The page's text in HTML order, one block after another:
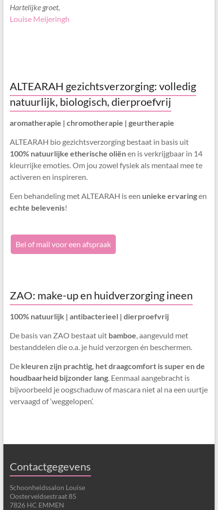
Hartelijke groet,
Louise Meijeringh
ALTEARAH gezichtsverzorging: volledig
natuurlijk, biologisch, dierproefvrij
aromatherapie | chromotherapie | geurtherapie
ALTEARAH bio gezichtsverzorging bestaat in basis uit
100% natuurlijke etherische oliënen is verkrijgbaar in 14
kleurrijke emoties. Om jou zowel fysiek als mentaal mee te
activeren en inspireren.
Een behandeling met ALTEARAH is een unieke ervaringen
echte belevenis!
Bel of mail voor een afspraak
ZAO: make-up en huidverzorging ineen
100% natuurlijk | antibacterieel | dierproefvrij
De basis van ZAO bestaat uit bamboe, aangevuld met
bestanddelen die o.a. je huid verzorgen én beschermen.
De kleuren zijn prachtig, het draagcomfort is super en de
houdbaarheid bijzonder lang. Eenmaal aangebracht is
bijvoorbeeld je oogschaduw of mascara niet al na een uurtje
vervaagd of ‘weggelopen’.
Contactgegevens
Schoonheidssalon Louise
Oosterveldsestraat 85
7826 HC EMMEN